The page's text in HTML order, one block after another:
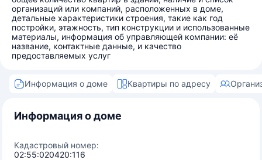
организаций или компаний, расположенных в доме,
детальные характеристики строения, такие как год
постройки, этажность, тип конструкции и использованные
материалы, информация об управляющей компании: её
название, контактные данные, и качество
предоставляемых услуг
Информация о доме Квартиры по адресу
Информация о доме
Кадастровый номер:
02:55:020420:116